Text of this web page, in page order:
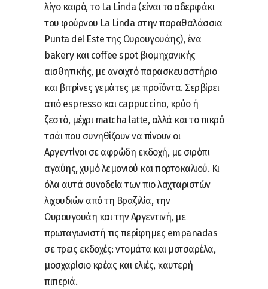
λίγο καιρό, το La Linda (είναι το αδερφάκι
του φούρνου La Linda στην παραθαλάσσια
Punta del Este της Ουρουγουάης), ένα
bakery και coffee spot βιομηχανικής
αισθητικής, με ανοιχτό παρασκευαστήριο
και βιτρίνες γεμάτες με προϊόντα. Σερβίρει
από espresso και cappuccino, κρύο ή
ζεστό, μέχρι matcha latte, αλλά και το πικρό
τσάι που συνηθίζουν να πίνουν οι
Αργεντίνοι σε αφρώδη εκδοχή, με σιρόπι
αγαύης, χυμό λεμονιού και πορτοκαλιού. Κι
όλα αυτά συνοδεία των πιο λαχταριστών
λιχουδιών από τη Βραζιλία, την
Ουρουγουάη και την Αργεντινή, με
πρωταγωνιστή τις περίφημες empanadas
σε τρεις εκδοχές: ντομάτα και μοτσαρέλα,
μοσχαρίσιο κρέας και ελιές, καυτερή
πιπεριά.